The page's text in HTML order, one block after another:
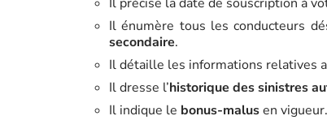
Il énumère tous les conducteurs
secondaire.
Il détaille les informations relatives
Il dresse l’historique des sinistres
Il indique le bonus-malusen vigueur.